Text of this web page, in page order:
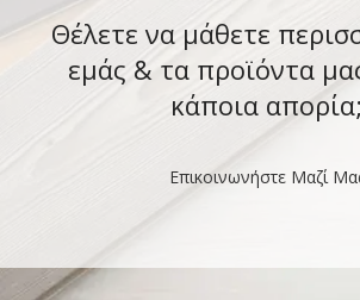
Θέλετε να μάθετε
εμάς & τα προϊόντα
κάποια απορία;
Επικοινωνήστε Μαζί